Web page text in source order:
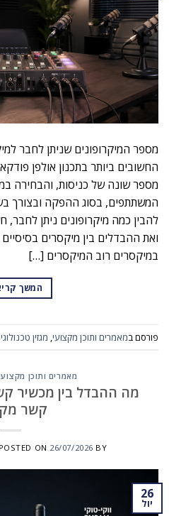
מספר המיקרופונים שניתן לחבר
החשובים ביותר בתכנון אולפן
מספר שונה של כניסות, והבחירה
המשתתפים, בסוג ההפקה ובצורך
להבין כמה מיקרופונים ניתן לחבר,
ואת ההבדלים בין מיקסרים
במיקסרים רוב המיקסרים […]
המשך
פורסם במאמרים ותוכן מקצועי, מגזין טכנולוגי
מאמרים ותוכן
קשר
POSTED ON 26/07/2026 BY
26
יול